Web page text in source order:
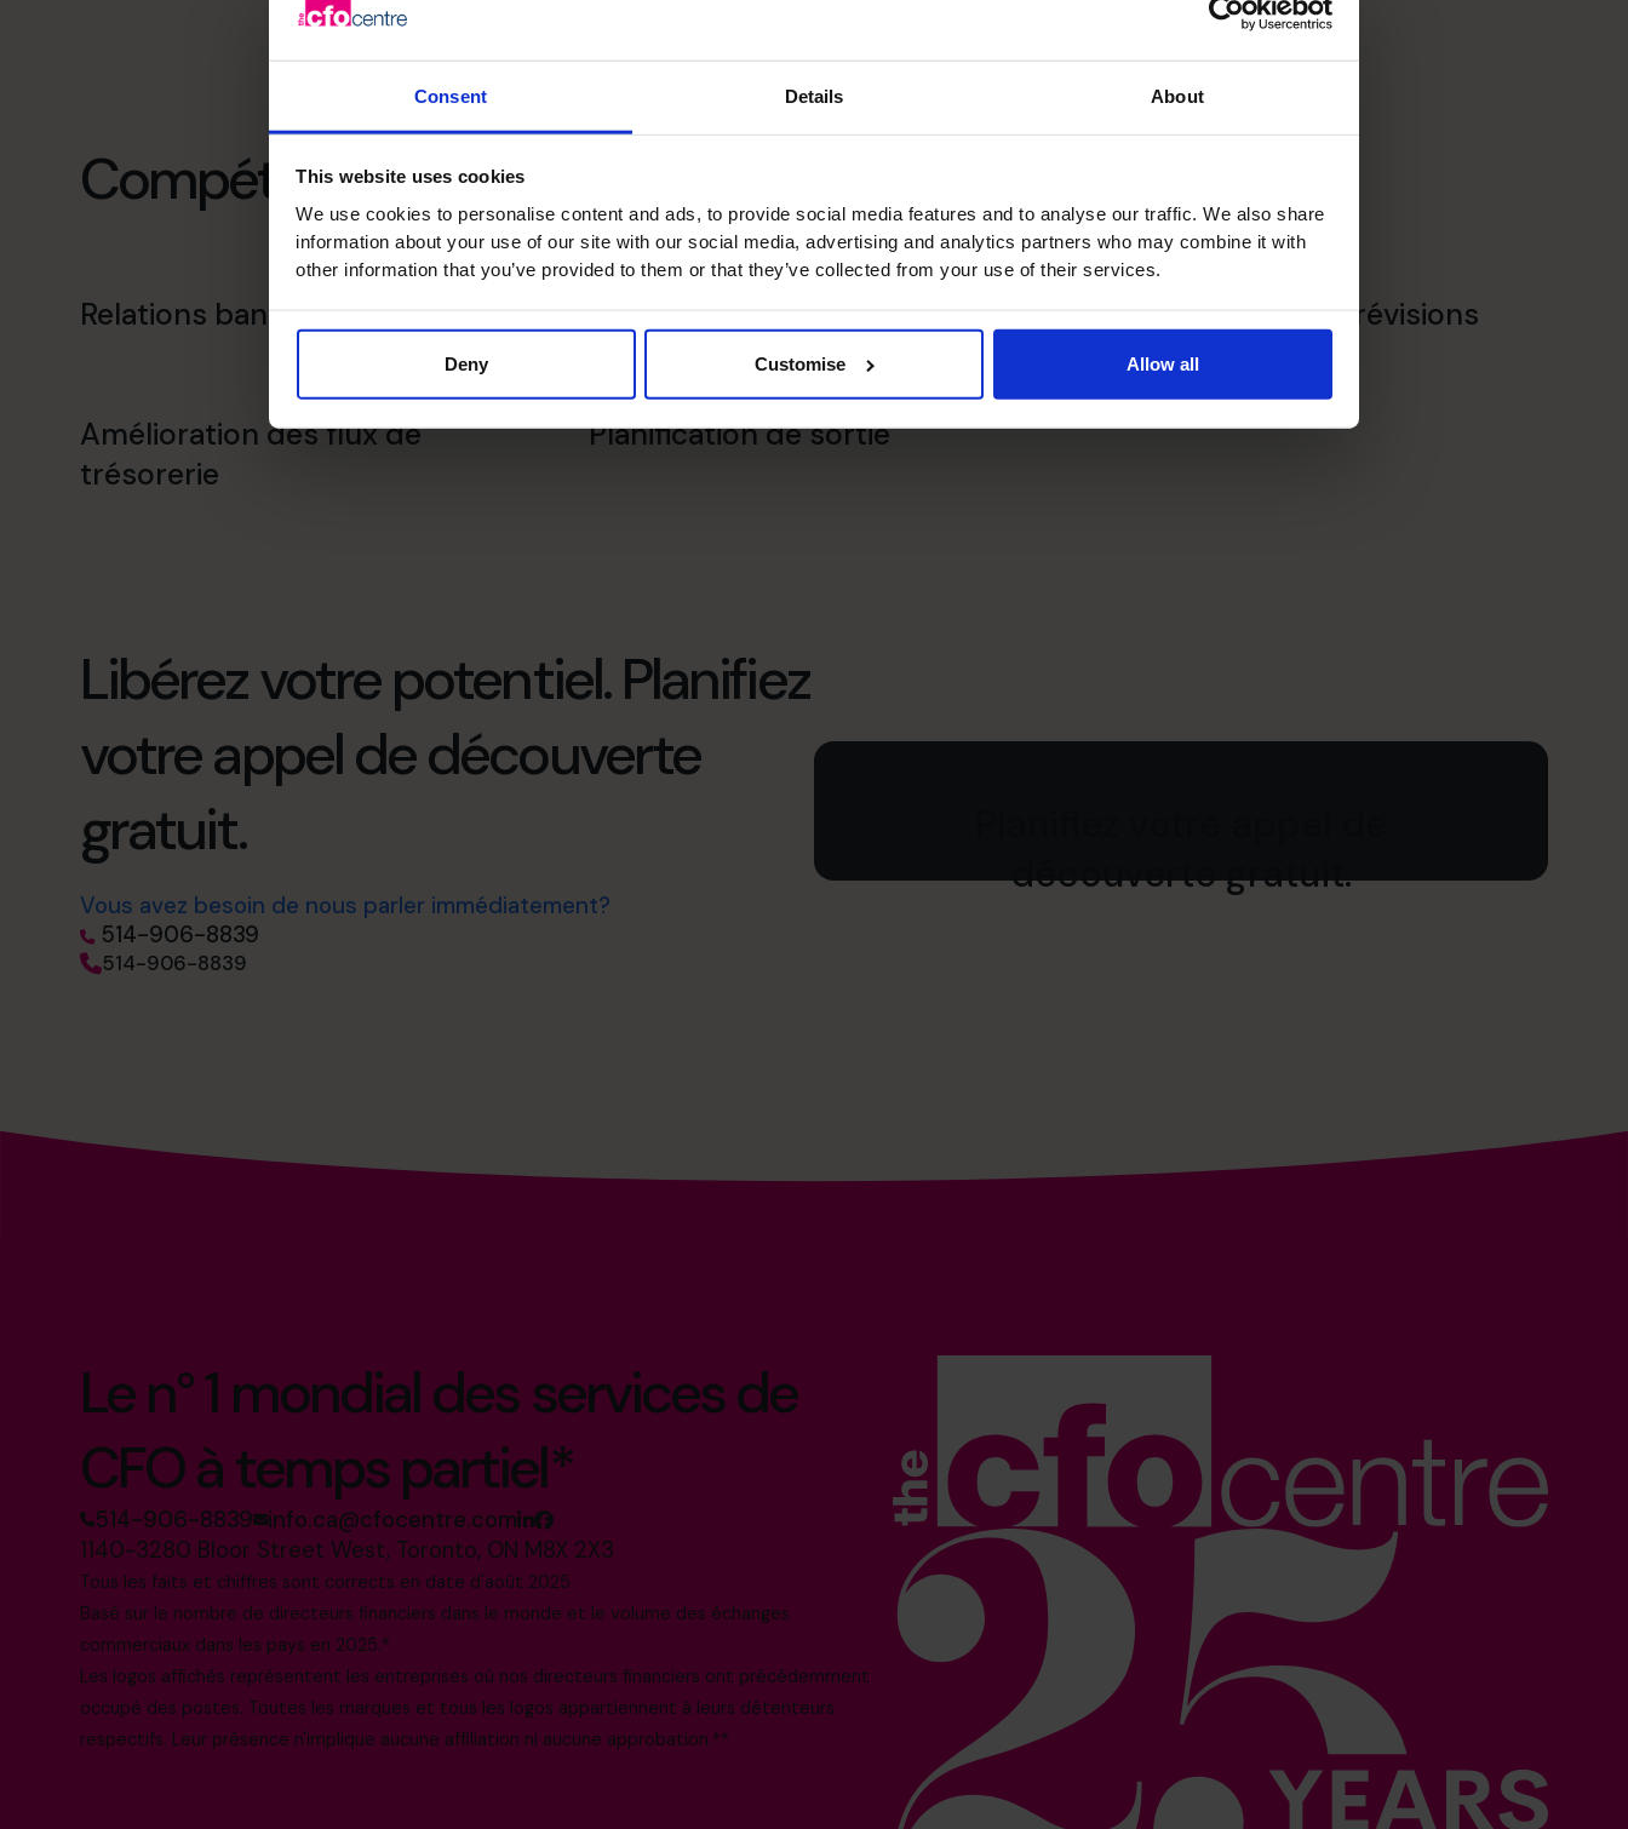
Consent Details About
This website uses cookies
We use cookies to personalise content and ads, to provide social media features and to analyse our traffic. We also share
information about your use of our site with our social media, advertising and analytics partners who may combine it with
other information that you’ve provided to them or that they’ve collected from your use of their services.
Deny Customise Allow all
Compétences spécialisées de William
Relations bancaires
acquisitions
Budgétisation et prévisions
financières
Amélioration des flux de
trésorerie
Planification de sortie
Libérez votre potentiel. Planifiez
votre appel de découverte
gratuit.
Vous avez besoin de nous parler immédiatement?
514-906-8839
514-906-8839
découverte gratuit.
Le n° 1 mondial des services de
CFO à temps partiel*
514-906-8839 info.ca@cfocentre.com
1140-3280 Bloor Street West, Toronto, ON M8X 2X3
Tous les faits et chiffres sont corrects en date d'août 2025.
Basé sur le nombre de directeurs financiers dans le monde et le volume des échanges
commerciaux dans les pays en 2025.*
Les logos affichés représentent les entreprises où nos directeurs financiers ont précédemment
occupé des postes. Toutes les marques et tous les logos appartiennent à leurs détenteurs
respectifs. Leur présence n'implique aucune affiliation ni aucune approbation.**